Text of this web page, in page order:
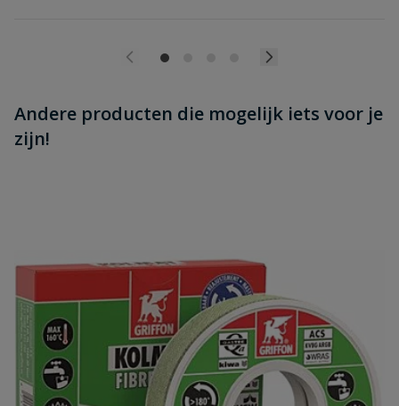
Andere producten die mogelijk iets voor je
zijn!